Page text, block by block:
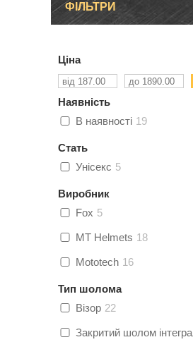
ФІЛЬТРИ
Ціна
Наявність
В наявності 19
Стать
Унісекс 5
Виробник
Fox 5
MT Helmets 18
Mototech 16
Тип шолома
Візор 22
Закритий шолом